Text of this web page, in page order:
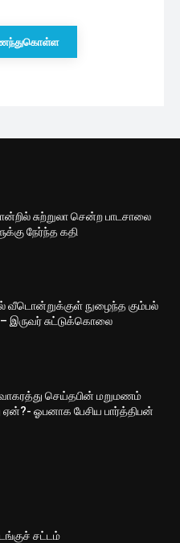
சுற்றுலா சென்ற பாடசாலை
நேர்ந்த கதி
வீடொன்றுக்குள் நுழைந்த கும்பல்
இருவர் சுட்டுக்கொலை
செய்தபின் மறுமணம்
ஓபனாக பேசிய பார்த்திபன்
சட்டம்